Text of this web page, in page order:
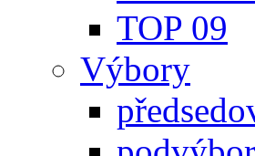
TOP 09
Výbory